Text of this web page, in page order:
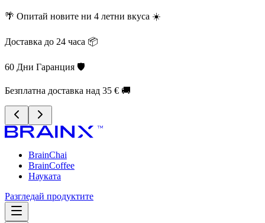
🌴 Опитай новите ни 4 летни вкуса ☀️
Доставка до 24 часа 📦
60 Дни Гаранция 🛡️
Безплатна доставка над 35 € 🚚
BrainChai
BrainCoffee
Науката
Разгледай продуктите